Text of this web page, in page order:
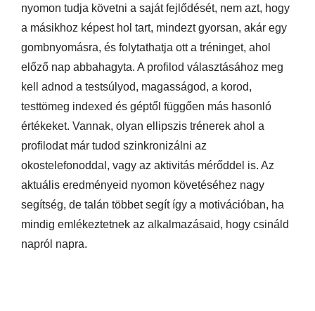
nyomon tudja követni a saját fejlődését, nem azt, hogy
a másikhoz képest hol tart, mindezt gyorsan, akár egy
gombnyomásra, és folytathatja ott a tréninget, ahol
előző nap abbahagyta. A profilod választásához meg
kell adnod a testsúlyod, magasságod, a korod,
testtömeg indexed és géptől függően más hasonló
értékeket. Vannak, olyan ellipszis trénerek ahol a
profilodat már tudod szinkronizálni az
okostelefonoddal, vagy az aktivitás mérőddel is. Az
aktuális eredményeid nyomon követéséhez nagy
segítség, de talán többet segít így a motivációban, ha
mindig emlékeztetnek az alkalmazásaid, hogy csináld
napról napra.